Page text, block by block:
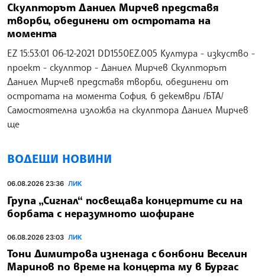
Скулпторът Даниел Мирчев представя
творби, обединени от остротата на
момента
EZ 15:53:01 06-12-2021 DD1550EZ.005 Култура - изкуство -
проект - скулптор - Даниел Мирчев Скулпторът
Даниел Мирчев представя творби, обединени от
остротата на момента София, 6 декември /БТА/
Самостоятелна изложба на скулптора Даниел Мирчев
ще
ВОДЕЩИ НОВИНИ
06.08.2026 23:36 ЛИК
Група „Сигнал“ посвещава концертите си на
борбата с неразумното шофиране
06.08.2026 23:03 ЛИК
Тони Димитрова изненада с бонбони Веселин
Маринов по време на концерта му в Бургас